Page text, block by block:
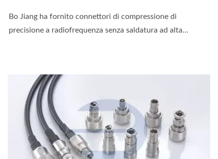
Bo Jiang ha fornito connettori di compressione di
precisione a radiofrequenza senza saldatura ad alta...